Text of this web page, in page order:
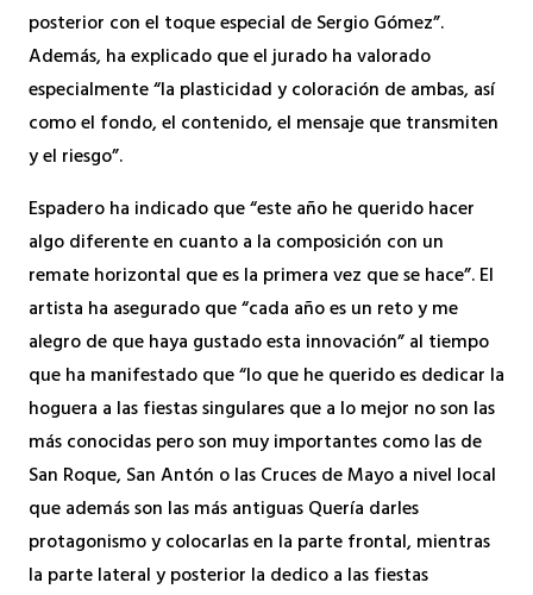
posterior con el toque especial de Sergio Gómez”.
Además, ha explicado que el jurado ha valorado
especialmente “la plasticidad y coloración de ambas, así
como el fondo, el contenido, el mensaje que transmiten
y el riesgo”.
Espadero ha indicado que “este año he querido hacer
algo diferente en cuanto a la composición con un
remate horizontal que es la primera vez que se hace”. El
artista ha asegurado que “cada año es un reto y me
alegro de que haya gustado esta innovación” al tiempo
que ha manifestado que “lo que he querido es dedicar la
hoguera a las fiestas singulares que a lo mejor no son las
más conocidas pero son muy importantes como las de
San Roque, San Antón o las Cruces de Mayo a nivel local
que además son las más antiguas Quería darles
protagonismo y colocarlas en la parte frontal, mientras
la parte lateral y posterior la dedico a las fiestas